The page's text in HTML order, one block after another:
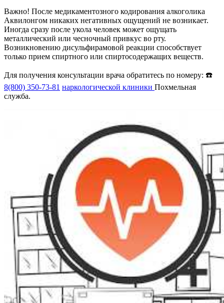
Важно! После медикаментозного кодирования алкоголика
Аквилонгом никаких негативных ощущений не возникает.
Иногда сразу после укола человек может ощущать
металлический или чесночный привкус во рту.
Возникновению дисульфирамовой реакции способствует
только прием спиртного или спиртосодержащих веществ.
Для получения консультации врача обратитесь по номеру: ☎️
8(800) 350-73-81 наркологической клиники Похмельная
служба.